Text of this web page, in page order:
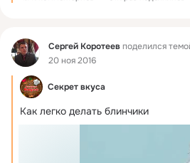
Фид Сергей Коротеев поделился
20 ноя 2016
Секрет вкуса
Как легко делать блинчики